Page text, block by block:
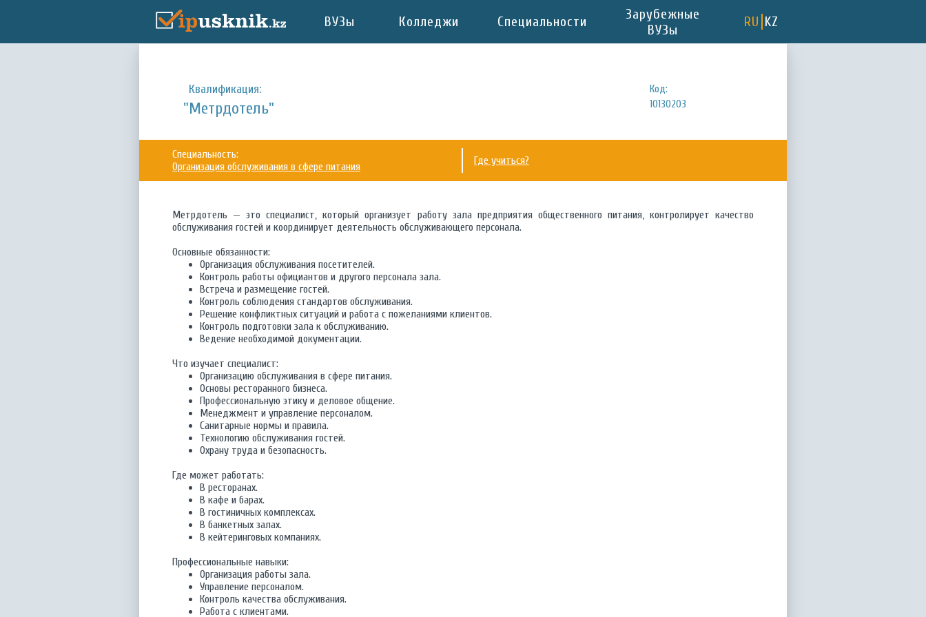
ВУЗы Колледжи Специальности
Зарубежные
ВУЗы
RU KZ
Квалификация:
"Метрдотель"
Код:
10130203
Специальность:
Организация обслуживания в сфере питания
Где учиться?
Метрдотель — это специалист, который организует работу зала предприятия общественного питания, контролирует качество
обслуживания гостей и координирует деятельность обслуживающего персонала.
Основные обязанности:
Организация обслуживания посетителей.
Контроль работы официантов и другого персонала зала.
Встреча и размещение гостей.
Контроль соблюдения стандартов обслуживания.
Решение конфликтных ситуаций и работа с пожеланиями клиентов.
Контроль подготовки зала к обслуживанию.
Ведение необходимой документации.
Что изучает специалист:
Организацию обслуживания в сфере питания.
Основы ресторанного бизнеса.
Профессиональную этику и деловое общение.
Менеджмент и управление персоналом.
Санитарные нормы и правила.
Технологию обслуживания гостей.
Охрану труда и безопасность.
Где может работать:
В ресторанах.
В кафе и барах.
В гостиничных комплексах.
В банкетных залах.
В кейтеринговых компаниях.
Профессиональные навыки:
Организация работы зала.
Управление персоналом.
Контроль качества обслуживания.
Работа с клиентами.